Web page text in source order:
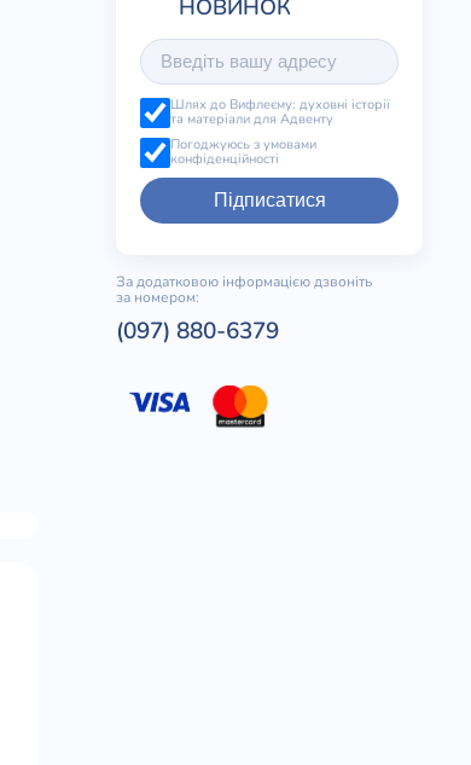
Шлях до Вифлеєму: духовні історії
та матеріали для Адвенту
Погоджуюсь з умовами
конфіденційності
Підписатися
За додатковою інформацією дзвоніть
за номером:
(097) 880-6379